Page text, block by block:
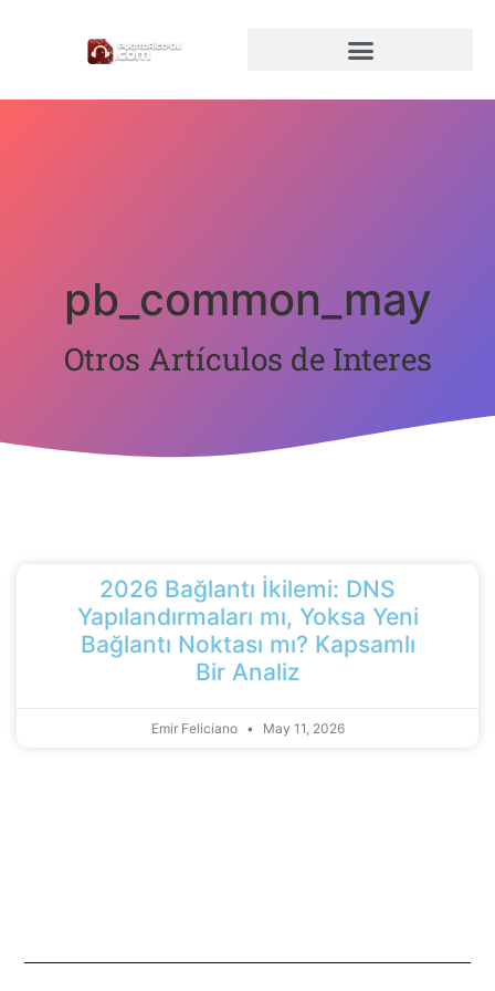
pb_common_may
Otros Artículos de Interes
2026 Bağlantı İkilemi: DNS
Yapılandırmaları mı, Yoksa Yeni
Bağlantı Noktası mı? Kapsamlı
Bir Analiz
Emir Feliciano May 11, 2026